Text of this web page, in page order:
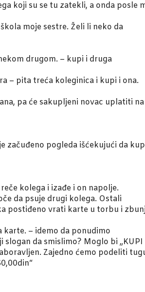
koji su se tu zatekli, a onda posle
moje sestre. Želi li neko da
drugom. – kupi i druga
– pita treća koleginica i kupi i ona.
pa će sakupljeni novac uplatiti na
začuđeno pogleda išćekujući da
kolega i izađe i on napolje.
da psuje drugi kolega. Ostali
postiđeno vrati karte u torbu i
karte. – idemo da ponudimo
slogan da smislimo? Moglo bi „KUPI
Zajedno ćemo podeliti